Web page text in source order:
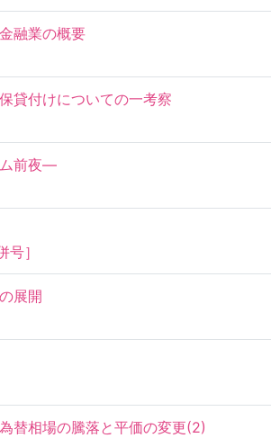
融業の概要
貸付けについての一考察
前夜—
号］
展開
替相場の騰落と平価の変更(2)